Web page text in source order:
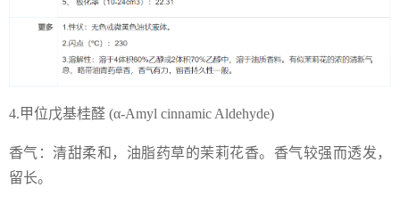
4.甲位戊基桂醛 (α-Amyl cinnamic Aldehyde)
香气：清甜柔和，油脂药草的茉莉花香。香气较强而透发，
留长。